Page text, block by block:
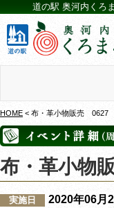
道の駅 奥河内くろ
HOME < 布・革小物販売 0627
布・革小物
実施日 2020年06月